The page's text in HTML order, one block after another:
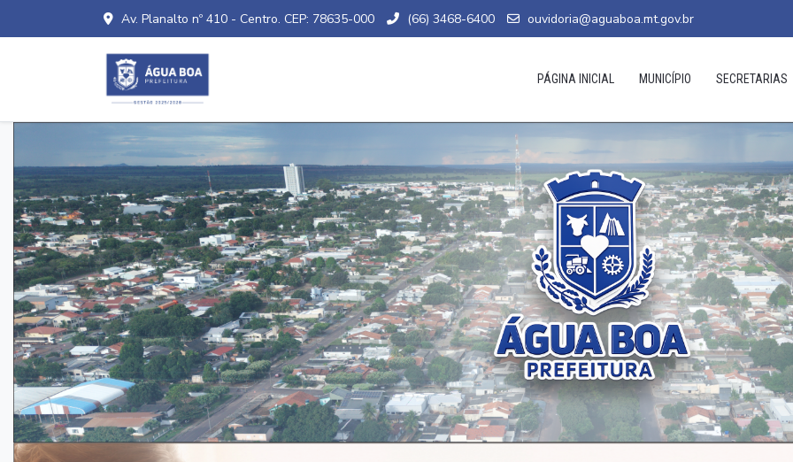
Av. Planalto nº 410 - Centro. CEP: 78635-000 (66) 3468-6400 ouvidoria@aguaboa.mt.gov.br
PÁGINA INICIAL MUNICÍPIO SECRETARIAS